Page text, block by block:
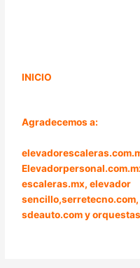
INICIO
Agradecemos a:
escaleras.mx,elevador
sencillo,serretecno.com,
sdeauto.comy